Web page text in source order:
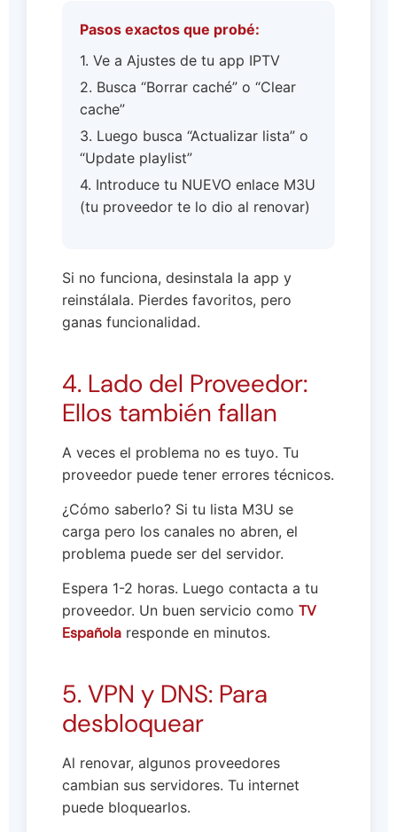
Pasos exactos que probé:
1. Ve a Ajustes de tu app IPTV
2. Busca “Borrar caché” o “Clear
cache”
3. Luego busca “Actualizar lista” o
“Update playlist”
4. Introduce tu NUEVO enlace M3U
(tu proveedor te lo dio al renovar)
Si no funciona, desinstala la app y
reinstálala. Pierdes favoritos, pero
ganas funcionalidad.
4. Lado del Proveedor:
Ellos también fallan
A veces el problema no es tuyo. Tu
proveedor puede tener errores técnicos.
¿Cómo saberlo? Si tu lista M3U se
carga pero los canales no abren, el
problema puede ser del servidor.
Espera 1-2 horas. Luego contacta a tu
proveedor. Un buen servicio como TV
Española responde en minutos.
5. VPN y DNS: Para
desbloquear
Al renovar, algunos proveedores
cambian sus servidores. Tu internet
puede bloquearlos.